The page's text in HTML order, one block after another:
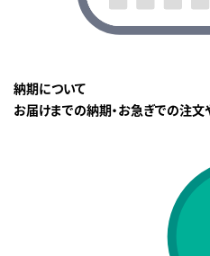
納期について
お届けまでの納期・お急ぎでの注